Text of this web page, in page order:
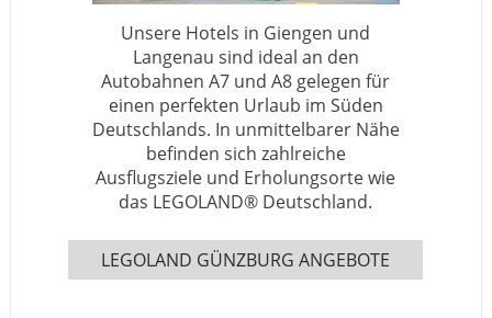
Unsere Hotels in Giengen und
Langenau sind ideal an den
Autobahnen A7 und A8 gelegen für
einen perfekten Urlaub im Süden
Deutschlands. In unmittelbarer Nähe
befinden sich zahlreiche
Ausflugsziele und Erholungsorte wie
das LEGOLAND® Deutschland.
LEGOLAND GÜNZBURG ANGEBOTE